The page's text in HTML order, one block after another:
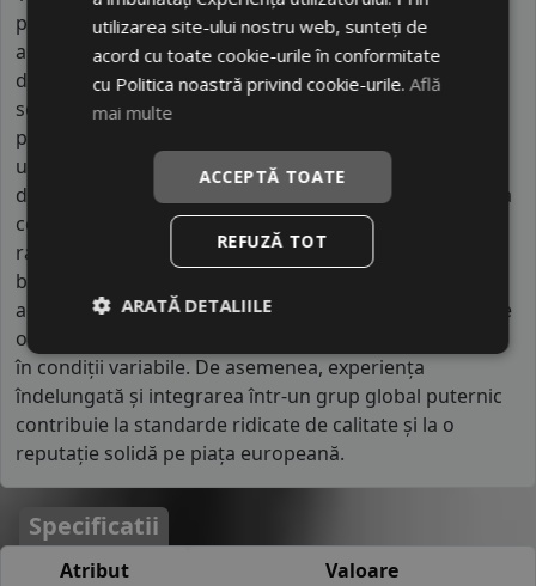
parte a grupului Continental. Compania are mii de
angajați la nivel global și beneficiază de o rețea extinsă
de fabrici și centre de cercetare din Europa. Semperit
se remarcă prin orientarea sa către siguranță și
performanță în condiții dificile, în special pe drumuri
umede sau în sezonul rece. Produsele sale sunt
dezvoltate folosind tehnologii avansate provenite de la
compania-mamă, dar sunt adaptate pentru a oferi un
raport calitate-preț competitiv. În comparație cu alte
branduri din aceeași categorie, Semperit pune un
accent mai mare pe stabilitate și control, ceea ce îl face
o alegere potrivită pentru șoferii care circulă frecvent
în condiții variabile. De asemenea, experiența
îndelungată și integrarea într-un grup global puternic
contribuie la standarde ridicate de calitate și la o
reputație solidă pe piața europeană.
Specificatii
Atribut
Valoare
utilizarea site-ului nostru web, sunteți de
acord cu toate cookie-urile în conformitate
cu Politica noastră privind cookie-urile.Află
mai multe
ACCEPTĂ TOATE
REFUZĂ TOT
ARATĂ DETALIILE